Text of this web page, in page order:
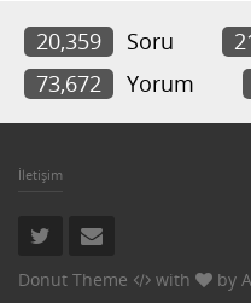
20,359 Soru
73,672
Yorum
İletişim
Donut Theme with by